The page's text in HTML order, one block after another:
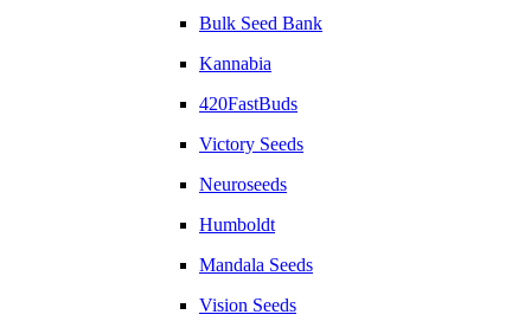
Bulk Seed Bank
Kannabia
420FastBuds
Victory Seeds
Neuroseeds
Humboldt
Mandala Seeds
Vision Seeds